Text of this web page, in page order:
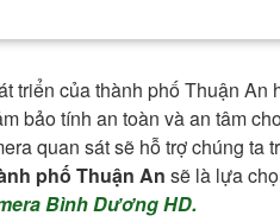
triển của thành phố Thuận
bảo tính an toàn và an tâm
quan sát sẽ hỗ trợ chúng ta
phố Thuận An sẽ là lựa
Bình Dương HD.